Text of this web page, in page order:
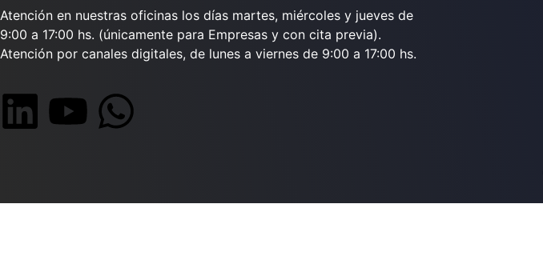
Atención en nuestras oficinas los días martes, miércoles y jueves de
9:00 a 17:00 hs. (únicamente para Empresas y con cita previa).
Atención por canales digitales, de lunes a viernes de 9:00 a 17:00 hs.